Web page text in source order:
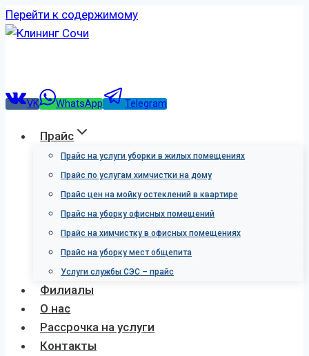
Перейти к содержимому
VK WhatsApp Telegram
Прайс
Прайс на услуги уборки в жилых помещениях
Прайс по услугам химчистки на дому
Прайс цен на мойку остеклений в квартире
Прайс на уборку офисных помещений
Прайс на химчистку в офисных помещениях
Прайс на уборку мест общепита
Услуги службы СЭС – прайс
Филиалы
О нас
Рассрочка на услуги
Контакты